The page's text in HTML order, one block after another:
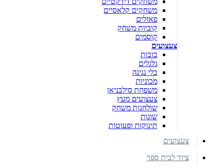
משחקים קלאסיים
פאזלים
קוביות משחק
קוסמים
צעצועים
בובות
גלגלים
כלי נגינה
מכוניות
משפחת סילבניאן
צעצועים מעץ
שולחנות משחק
שונות
תינוקות ופעוטות
צעצועים
ציוד לבית ספר